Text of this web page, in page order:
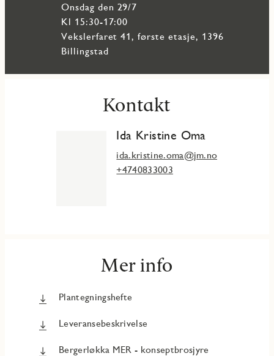
onsdag den 29/7
Kl 15:30-17:00
Vekslerfaret 41, første etasje, 1396
Billingstad
Kontakt
Ida Kristine Oma
ida.kristine.oma@jm.no
+4740833003
Mer info
Plantegningshefte
Leveransebeskrivelse
Bergerløkka MER - konseptbrosjyre